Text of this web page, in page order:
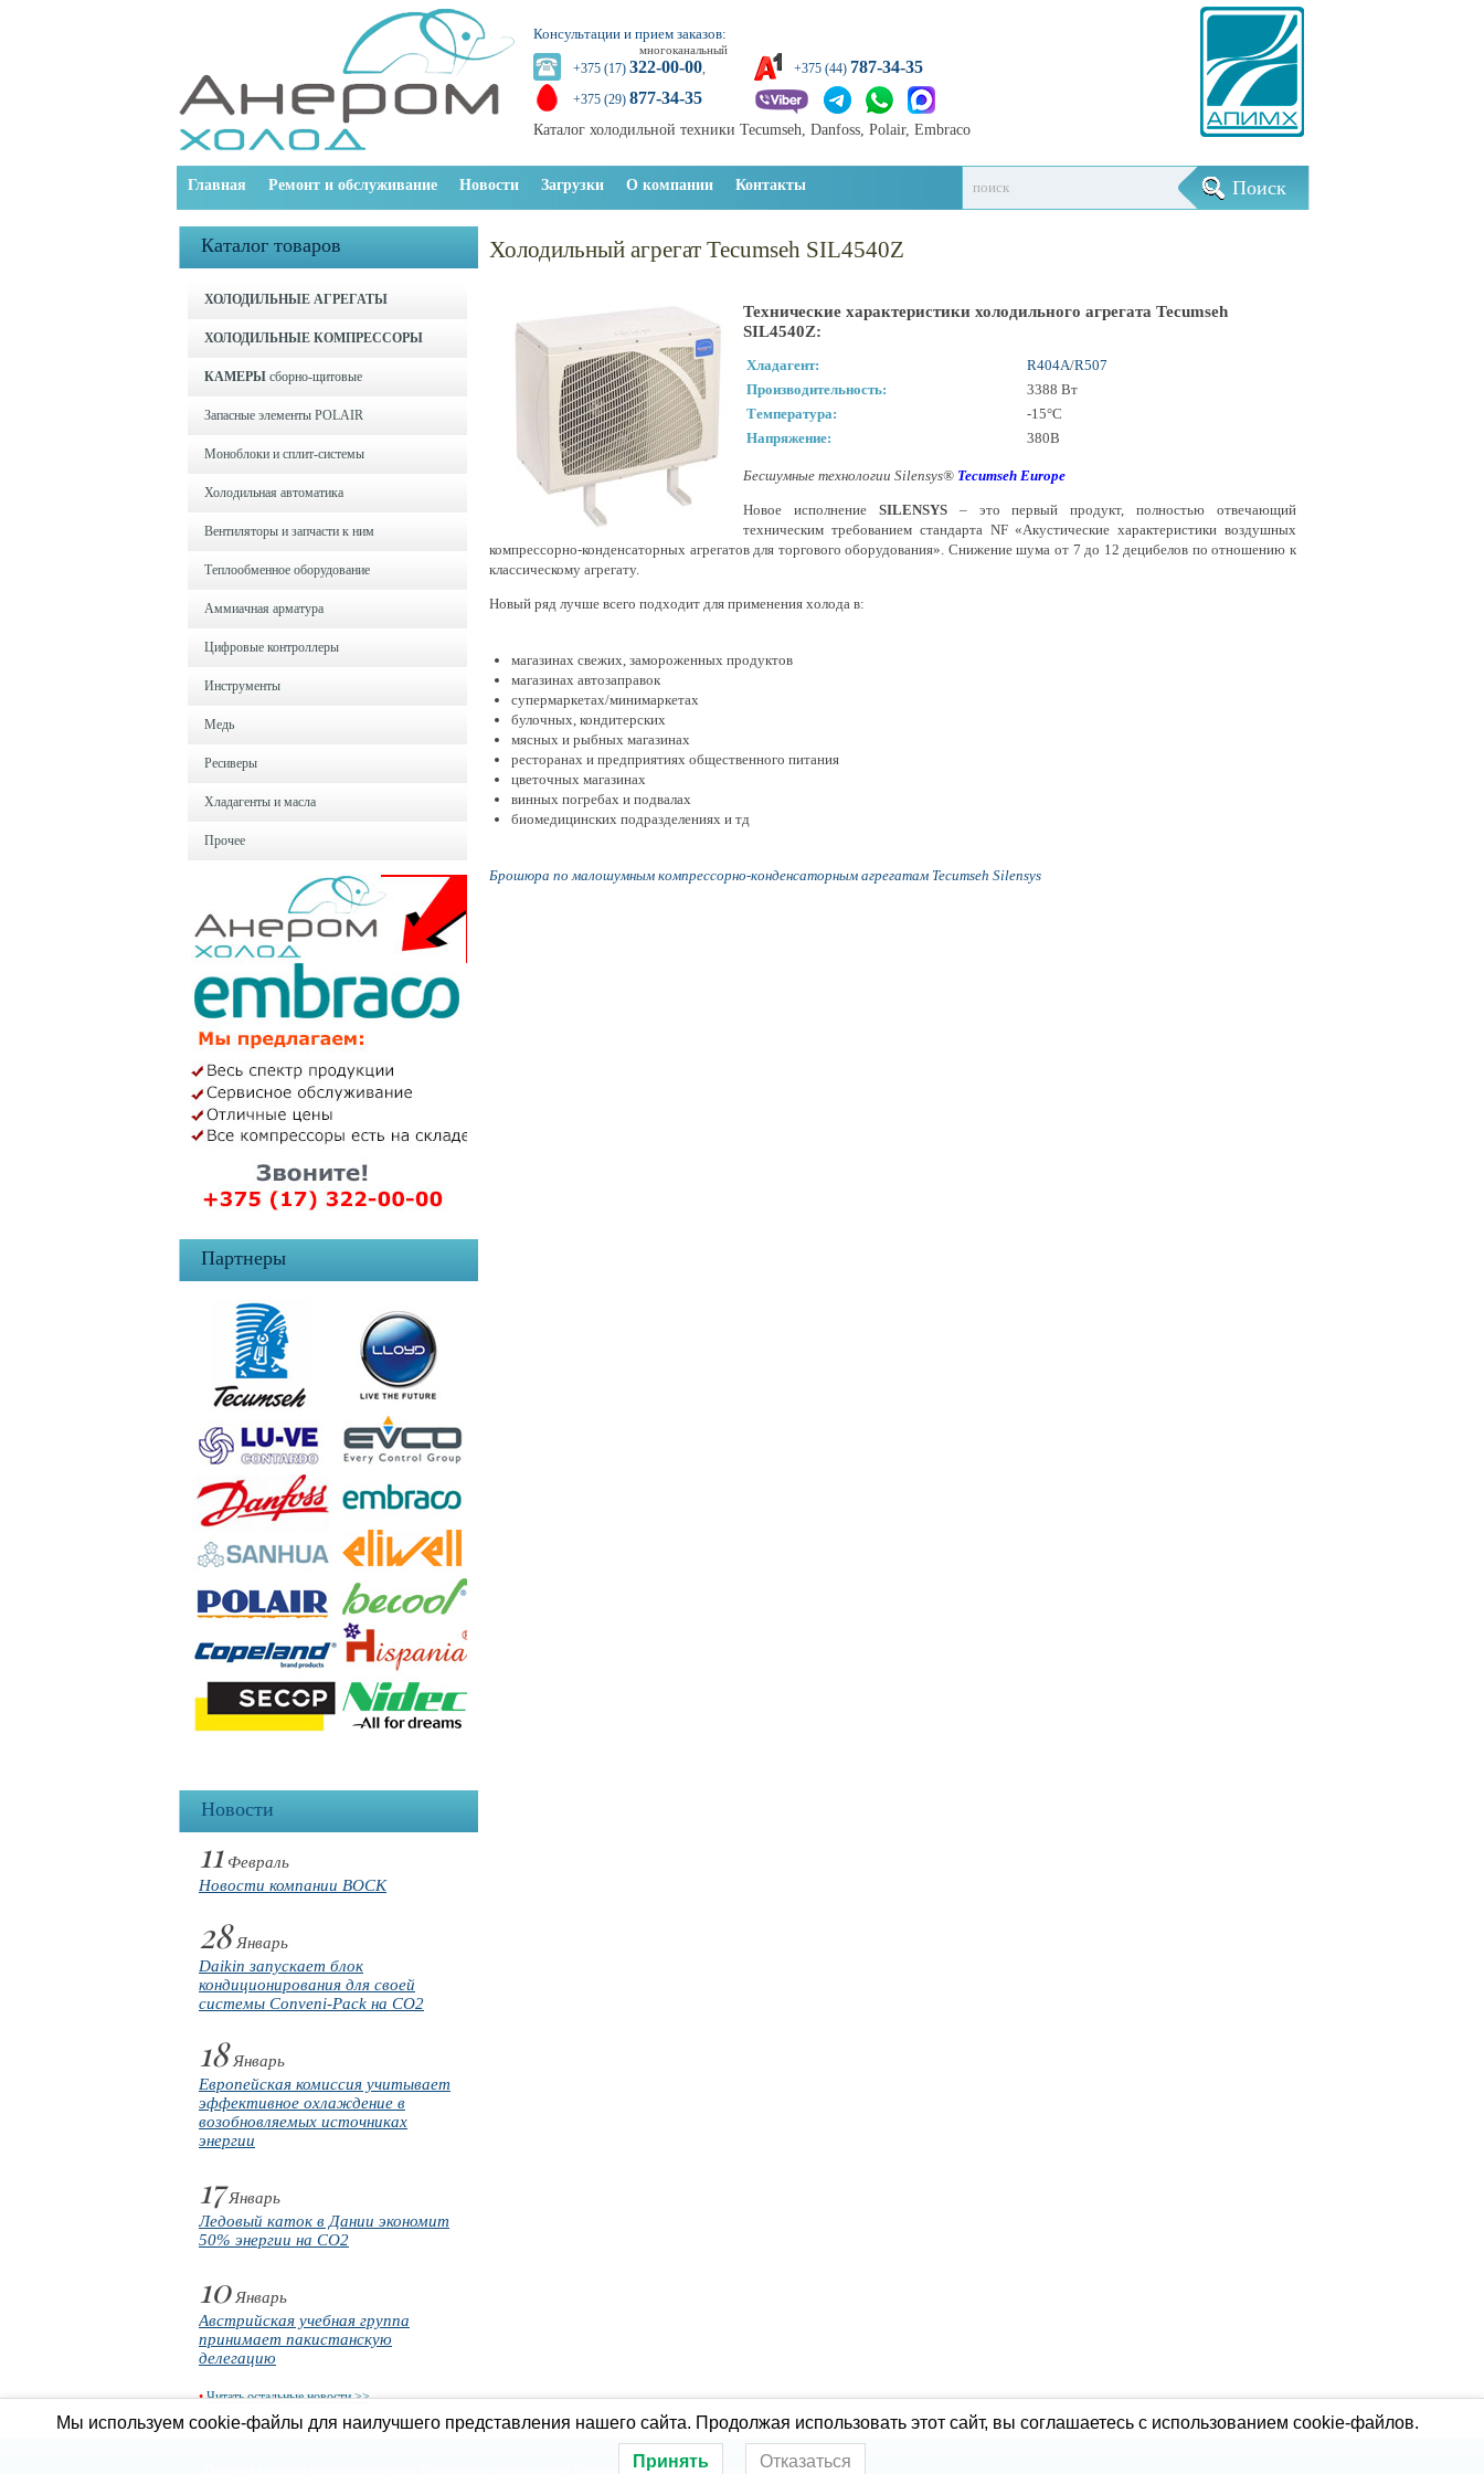
Консультации и прием заказов:
многоканальный
+375 (17) 322-00-00,
+375 (29) 877-34-35
+375 (44) 787-34-35
Каталог холодильной техники Tecumseh, Danfoss, Polair, Embraco
Главная Ремонт и обслуживание Новости Загрузки О компании Контакты
Каталог товаров
ХОЛОДИЛЬНЫЕ АГРЕГАТЫ
ХОЛОДИЛЬНЫЕ КОМПРЕССОРЫ
КАМЕРЫ сборно-щитовые
Запасные элементы POLAIR
Моноблоки и cплит-системы
Холодильная автоматика
Вентиляторы и запчасти к ним
Теплообменное оборудование
Аммиачная арматура
Цифровые контроллеры
Инструменты
Медь
Ресиверы
Хладагенты и масла
Прочее
Партнеры
Новости
11 Февраль
Новости компании BOCK
28Январь
Daikin запускает блок
кондиционирования для своей
системы Conveni-Pack на CO2
18Январь
Европейская комиссия учитывает
эффективное охлаждение в
возобновляемых источниках
энергии
17Январь
Ледовый каток в Дании экономит
50% энергии на CO2
10Январь
Австрийская учебная группа
принимает пакистанскую
делегацию
• Читать остальные новости >>
Холодильный агрегат Tecumseh SIL4540Z
Технические характеристики холодильного агрегата Tecumseh
SIL4540Z:
Хладагент: R404А/R507
Производительность:
3388 Вт
Температура:
-15°С
Напряжение:
380В
Бесшумные технологии Silensys® Tecumseh Europe
Новое исполнениеSILENSYS– это первый продукт, полностью отвечающий
техническим требованием стандарта NF «Акустические характеристики воздушных
компрессорно-конденсаторных агрегатов для торгового оборудования». Снижение шума от 7 до 12 децибелов по отношению к
классическому агрегату.
Новый ряд лучше всего подходит для применения холода в:
магазинах свежих, замороженных продуктов
магазинах автозаправок
супермаркетах/минимаркетах
булочных, кондитерских
мясных и рыбных магазинах
ресторанах и предприятиях общественного питания
цветочных магазинах
винных погребах и подвалах
биомедицинских подразделениях и тд
Брошюра по малошумным компрессорно-конденсаторным агрегатам Tecumseh Silensys
Ремонт холодильного оборудования
Мы используем cookie-файлы для наилучшего представления нашего сайта. Продолжая использовать этот сайт, вы соглашаетесь с использованием cookie-файлов.
Принять Отказаться